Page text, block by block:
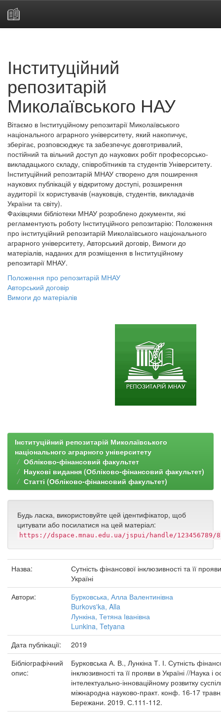
Інституційний
репозитарій
Миколаївського НАУ
Вітаємо в Інституційному репозитарії Миколаївського
національного аграрного університету, який накопичує,
зберігає, розповсюджує та забезпечує довготривалий,
постійний та вільний доступ до наукових робіт професорсько-
викладацького складу, співробітників та студентів Університету.
Інституційний репозитарій МНАУ створено для поширення
наукових публікацій у відкритому доступі, розширення
аудиторії їх користувачів (науковців, студентів, викладачів
України та світу).
Фахівцями бібліотеки МНАУ розроблено документи, які
регламентують роботу Інституційного репозитарію: Положення
про інституційний репозитарій Миколаївського національного
аграрного університету, Авторський договір, Вимоги до
матеріалів, наданих для розміщення в Інституційному
репозитарії МНАУ.
Положення про репозитарій МНАУ
Авторський договір
Вимоги до матеріалів
Інституційний репозитарій Миколаївського
національного аграрного університету
Обліково-фінансовий факультет
Наукові видання (Обліково-фінансовий факультет)
Статті (Обліково-фінансовий факультет)
Будь ласка, використовуйте цей ідентифікатор, щоб
цитувати або посилатися на цей матеріал:
https://dspace.mnau.edu.ua/jspui/handle/123456789/
Назва:
Сутність фінансової інклюзивності та її
Україні
Автори:
Бурковська, Алла Валентинівна
Burkovs'ka, Alla
Лункіна, Тетяна Іванівна
Lunkina, Tetyana
Дата публікації:
2019
Бібліографічний
опис:
Бурковська А. В., Лункіна Т. І. Сутність
інклюзивності та її прояви в Україні //Наука і
інтелектуально-інноваційному розвитку
міжнародна науково-практ. конф. 16-17
Бережани. 2019. С.111-112.